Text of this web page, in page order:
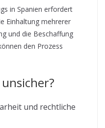
in Spanien erfordert
Einhaltung mehrerer
und die Beschaffung
den Prozess
und rechtliche